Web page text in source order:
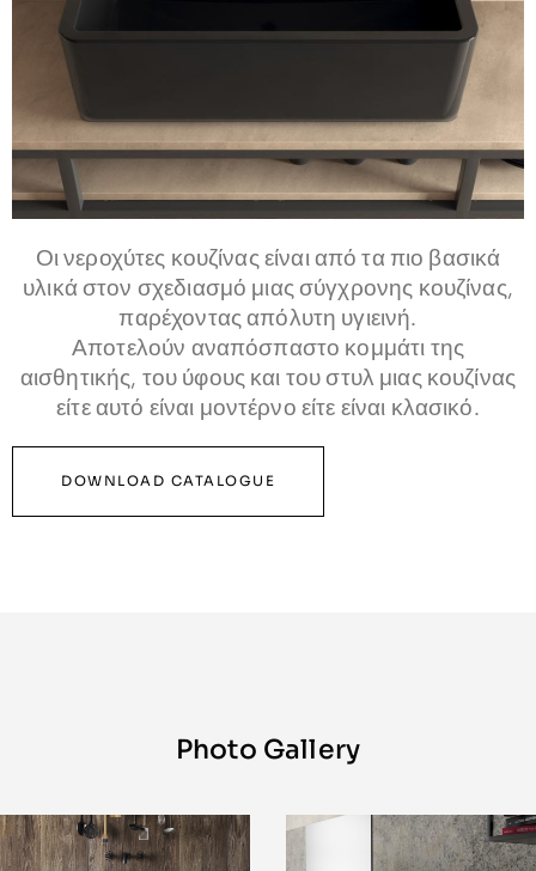
Οι νεροχύτες κουζίνας είναι από τα πιο βασικά
υλικά στον σχεδιασμό μιας σύγχρονης κουζίνας,
παρέχοντας απόλυτη υγιεινή.
Αποτελούν αναπόσπαστο κομμάτι της
αισθητικής, του ύφους και του στυλ μιας κουζίνας
είτε αυτό είναι μοντέρνο είτε είναι κλασικό.
DOWNLOAD CATALOGUE
Photo Gallery